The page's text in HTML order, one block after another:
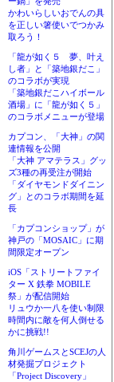
かわいらしいおでんの具
を正しい箸使いでつかみ
取ろう！
「龍が如く５ 夢、叶え
し者」と「築地銀だこ」
のコラボが実現
「築地銀だこハイボール
酒場」に「龍が如く５」
のコラボメニューが登場
カプコン、「大神」の関
連情報を公開
「大神 アマテラス」グッ
ズ3種の再受注が開始
「ダイヤモンドダイニン
グ」とのコラボ期間を延
長
「カプコンショップ」が
神戸の「MOSAIC」に期
間限定オープン
iOS「ストリートファイ
ター X 鉄拳 MOBILE
祭」が配信開始
リュウか一八を使い制限
時間内に敵を何人倒せる
かに挑戦!!
角川ゲームスとSCEJの人
材発掘プロジェクト
「Project Discovery」